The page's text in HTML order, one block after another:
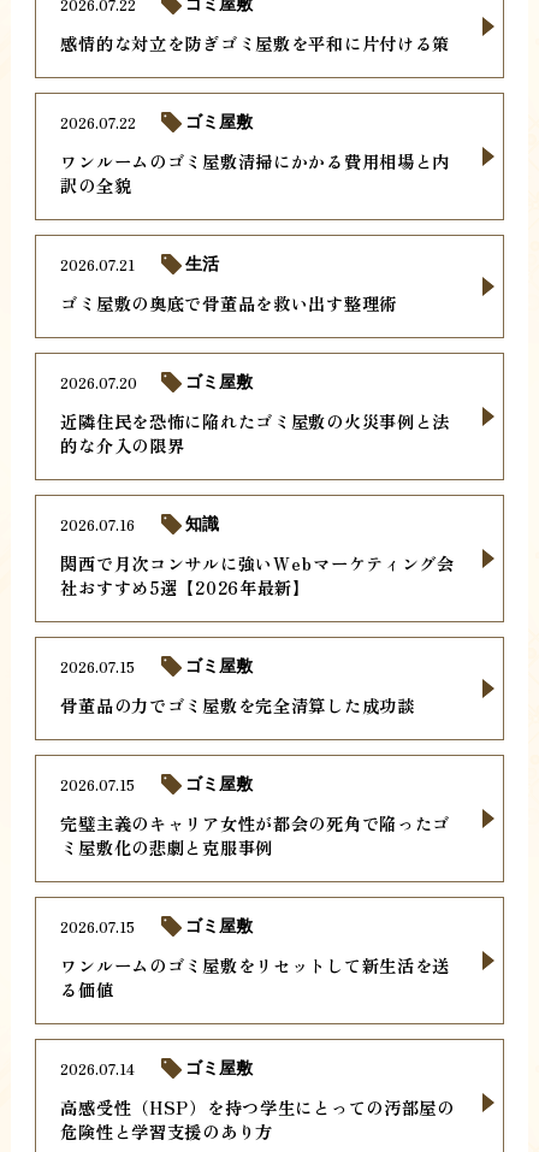
感情的な対立を防ぎゴミ屋敷を平和に片付ける策
2026.07.22 ゴミ屋敷
ワンルームのゴミ屋敷清掃にかかる費用相場と内
訳の全貌
2026.07.22 ゴミ屋敷
ゴミ屋敷の奥底で骨董品を救い出す整理術
2026.07.21 生活
近隣住民を恐怖に陥れたゴミ屋敷の火災事例と法
的な介入の限界
2026.07.20 ゴミ屋敷
関西で月次コンサルに強いWebマーケティング会
社おすすめ5選【2026年最新】
2026.07.16 知識
骨董品の力でゴミ屋敷を完全清算した成功談
2026.07.15 ゴミ屋敷
完璧主義のキャリア女性が都会の死角で陥ったゴ
ミ屋敷化の悲劇と克服事例
2026.07.15 ゴミ屋敷
ワンルームのゴミ屋敷をリセットして新生活を送
る価値
2026.07.15 ゴミ屋敷
高感受性（HSP）を持つ学生にとっての汚部屋の
危険性と学習支援のあり方
2026.07.14 ゴミ屋敷